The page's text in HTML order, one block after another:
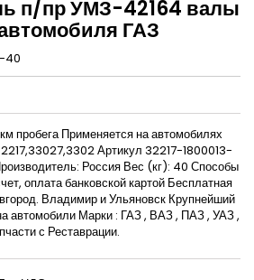
п/пр УМЗ-42164 валы
ГАЗ
40
пробега Применяется на автомобилях
Артикул 32217-1800013-
Россия Вес (кг): 40 Способы
оплата банковской картой Бесплатная
Владимир и Ульяновск Крупнейший
автомобили Марки : ГАЗ , ВАЗ , ПАЗ , УАЗ ,
с Реставрации.